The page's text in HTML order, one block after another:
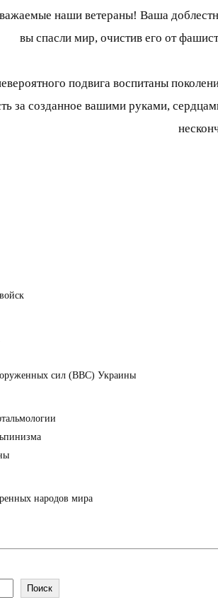
наши ветераны! Ваша
вы спасли мир, очистив его от
подвига воспитаны
за созданное вашими руками,
сил (ВВС) Украины
народов мира
Поиск